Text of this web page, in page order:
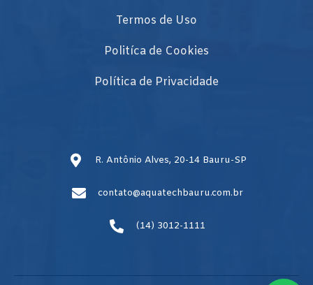
Termos de Uso
Politíca de Cookies
Política de Privacidade
R. Antônio Alves, 20-14 Bauru-SP
contato@aquatechbauru.com.br
(14) 3012-1111